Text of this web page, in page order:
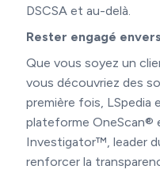
DSCSA et au-delà.
Rester engagé
Que vous soyez un
vous découvriez des
première fois, LSpedia
plateforme OneScan®
Investigator™, leader
renforcer la